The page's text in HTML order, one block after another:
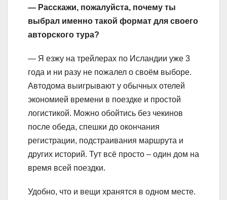
— Расскажи, пожалуйста, почему ты
выбрал именно такой формат для своего
авторского тура?
— Я езжу на трейлерах по Исландии уже 3
года и ни разу не пожалел о своём выборе.
Автодома выигрывают у обычных отелей
экономией времени в поездке и простой
логистикой. Можно обойтись без чекинов
после обеда, спешки до окончания
регистрации, подстраивания маршрута и
других историй. Тут всё просто – один дом на
время всей поездки.
Удобно, что и вещи хранятся в одном месте.